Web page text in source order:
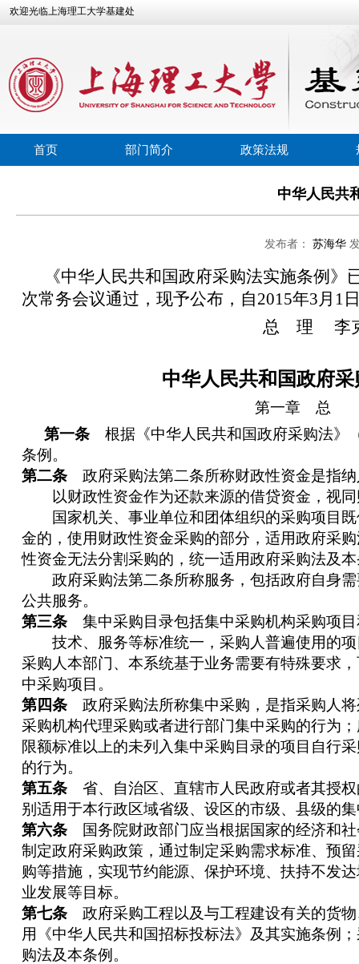
欢迎光临上海理工大学基建处
首页 部门简介 政策法规
中华人民共
发布者： 苏海华
《中华人民共和国政府采购法实施条例》
次常务会议通过，现予公布，自2015年3月1
总 理 李克
中华人民共和国政府
第一章 总
第一条根据《中华人民共和国政府采购法》
条例。
第二条政府采购法第二条所称财政性资金是指纳
以财政性资金作为还款来源的借贷资金，视同
国家机关、事业单位和团体组织的采购项目既
金的，使用财政性资金采购的部分，适用政府采
性资金无法分割采购的，统一适用政府采购法及
政府采购法第二条所称服务，包括政府自身需
公共服务。
第三条集中采购目录包括集中采购机构采购项目
技术、服务等标准统一，采购人普遍使用的项
采购人本部门、本系统基于业务需要有特殊要求
中采购项目。
第四条政府采购法所称集中采购，是指采购人将
采购机构代理采购或者进行部门集中采购的行为
限额标准以上的未列入集中采购目录的项目自行
的行为。
第五条省、自治区、直辖市人民政府或者其授权
别适用于本行政区域省级、设区的市级、县级的
第六条国务院财政部门应当根据国家的经济和社
制定政府采购政策，通过制定采购需求标准、预
购等措施，实现节约能源、保护环境、扶持不发
业发展等目标。
第七条政府采购工程以及与工程建设有关的货物
用《中华人民共和国招标投标法》及其实施条例
购法及本条例。